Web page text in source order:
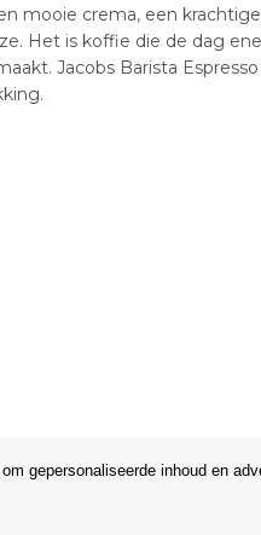
gepersonaliseerde inhoud en
mooie crema, een
Het is koffie die de dag
Jacobs Barista